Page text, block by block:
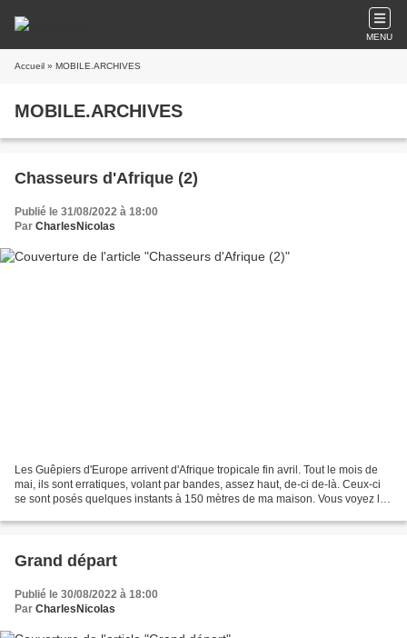
MENU
Accueil » MOBILE.ARCHIVES
MOBILE.ARCHIVES
Chasseurs d'Afrique (2)
Publié le 31/08/2022 à 18:00
Par CharlesNicolas
Les Guêpiers d'Europe arrivent d'Afrique tropicale fin avril. Tout le mois de
mai, ils sont erratiques, volant par bandes, assez haut, de-ci de-là. Ceux-ci
se sont posés quelques instants à 150 mètres de ma maison. Vous voyez les
Grand départ
Publié le 30/08/2022 à 18:00
Par CharlesNicolas